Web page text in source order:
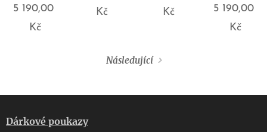
5 190,00
Kč
Kč
Kč
5 190,00
Kč
Následující
Dárkové poukazy